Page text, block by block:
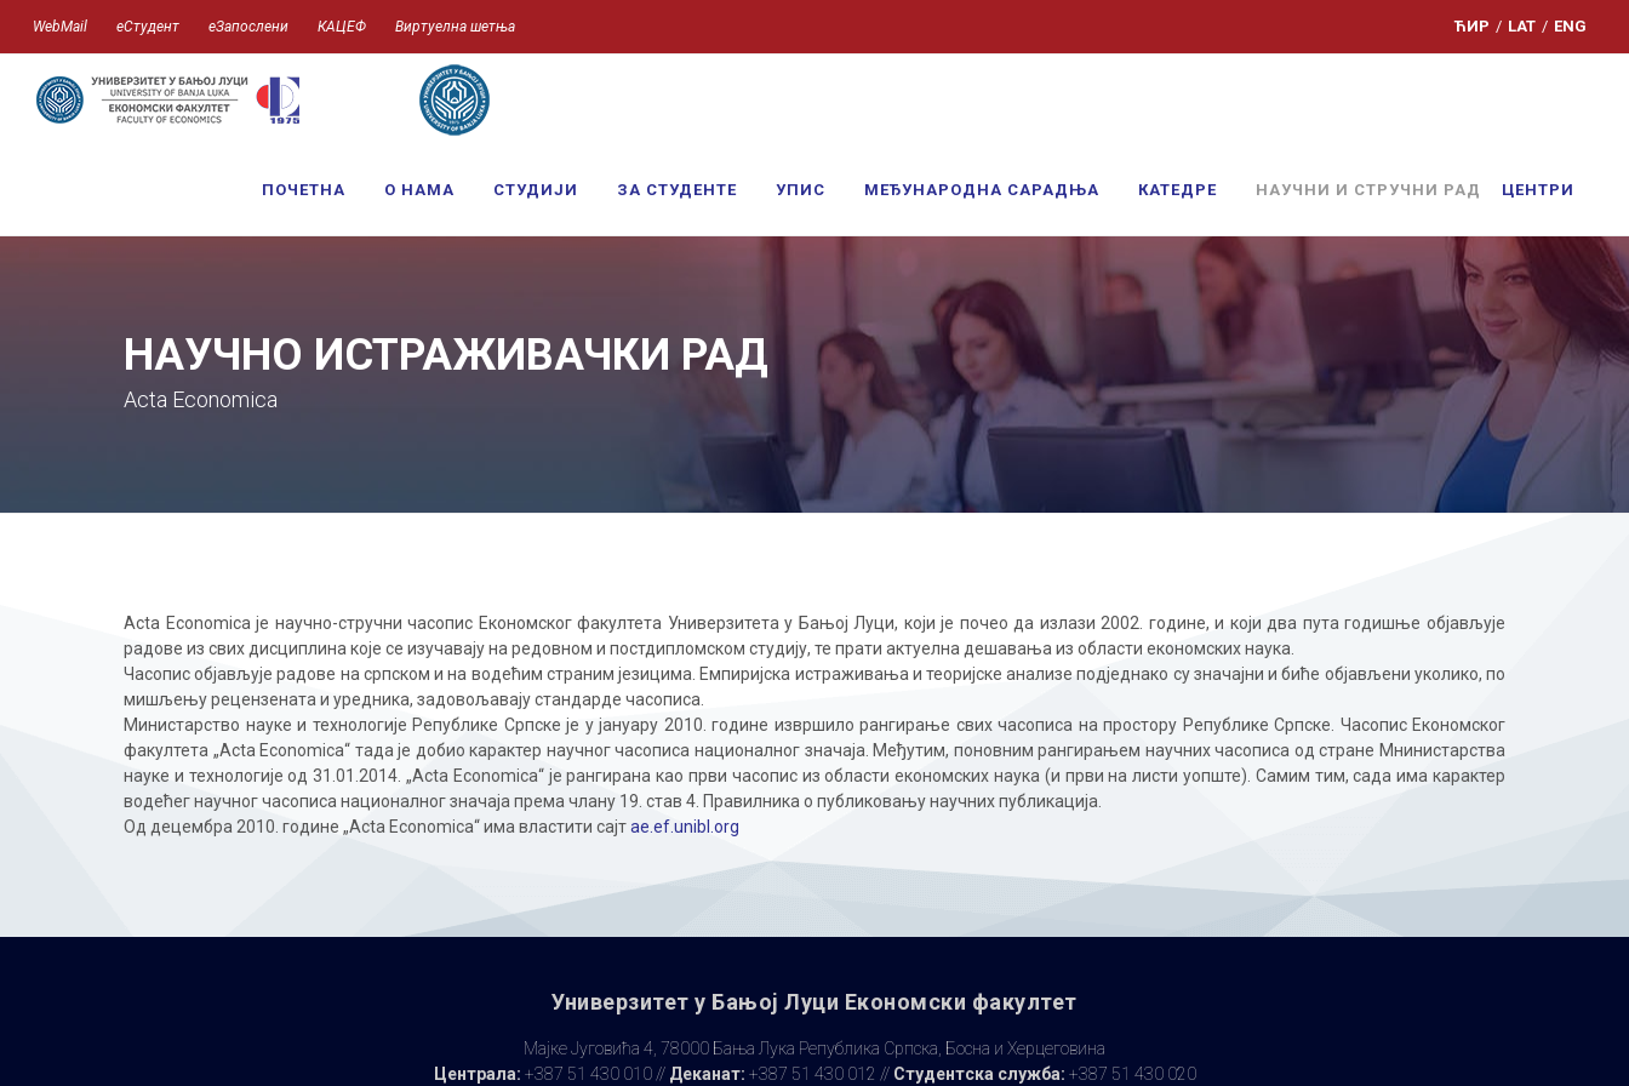
WebMail еСтудент еЗапослени КАЦЕФ Виртуелна шетња ЋИР / LAT / ENG
ПОЧЕТНА О НАМА СТУДИЈИ ЗА СТУДЕНТЕ УПИС МЕЂУНАРОДНА САРАДЊА КАТЕДРЕ НАУЧНИ И СТРУЧНИ РАД ЦЕНТРИ
НАУЧНО ИСТРАЖИВАЧКИ РАД
Acta Economica
Acta Economica је научно-стручни часопис Економског факултета Универзитета у Бањој Луци, који је почео да излази 2002. године, и који два пута годишње објављује
радове из свих дисциплина које се изучавају на редовном и постдипломском студију, те прати актуелна дешавања из области економских наука.
Часопис објављује радове на српском и на водећим страним језицима. Емпиријска истраживања и теоријске анализе подједнако су значајни и биће објављени уколико, по
мишљењу рецензената и уредника, задовољавају стандарде часописа.
Министарство науке и технологије Републике Српске је у јануару 2010. године извршило рангирање свих часописа на простору Републике Српскe. Часопис Економског
факултета „Acta Economica“ тада је добио карактер научног часописа националног значаја. Међутим, поновним рангирањем научних часописа од стране Мнинистарства
науке и технологије од 31.01.2014. „Acta Economica“ је рангирана као први часопис из области економских наука (и први на листи уопште). Самим тим, сада има карактер
водећег научног часописа националног значаја према члану 19. став 4. Правилника о публиковању научних публикација.
Од децембра 2010. године „Acta Economica“ има властити сајтae.ef.unibl.org
Универзитет у Бањoj Луци Економски факултет
Мајке Југовића 4, 78000 Бања Лука Република Српска, Босна и Херцеговина
Централа: +387 51 430 010 // Деканат: +387 51 430 012 // Студентска служба: +387 51 430 020